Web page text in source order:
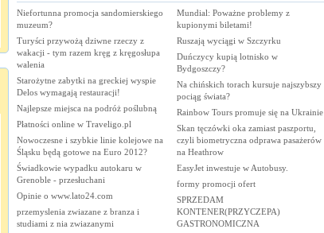
Niefortunna promocja sandomierskiego
muzeum?
Turyści przywożą dziwne rzeczy z
wakacji - tym razem kręg z kręgosłupa
walenia
Starożytne zabytki na greckiej wyspie
Delos wymagają restauracji!
Najlepsze miejsca na podróż poślubną
Płatności online w Traveligo.pl
Nowoczesne i szybkie linie kolejowe na
Śląsku będą gotowe na Euro 2012?
Świadkowie wypadku autokaru w
Grenoble - przesłuchani
Opinie o www.lato24.com
przemyslenia zwiazane z branza i
studiami z nia zwiazanymi
Mundial: Poważne problemy z
kupionymi biletami!
Ruszają wyciągi w Szczyrku
Duńczycy kupią lotnisko w
Bydgoszczy?
Na chińskich torach kursuje najszybszy
pociąg świata?
Rainbow Tours promuje się na Ukrainie
Skan tęczówki oka zamiast paszportu,
czyli biometryczna odprawa pasażerów
na Heathrow
EasyJet inwestuje w Autobusy.
formy promocji ofert
SPRZEDAM
KONTENER(PRZYCZEPA)
GASTRONOMICZNA